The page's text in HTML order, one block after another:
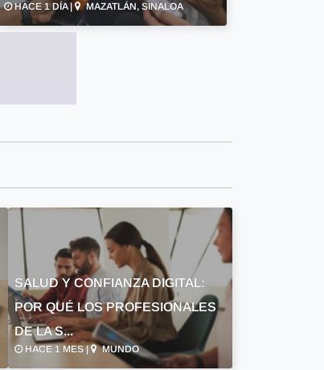
HACE 1 DÍA | MAZATLÁN, SINALOA
SALUD Y CONFIANZA DIGITAL:
POR QUÉ LOS PROFESIONALES
DE LA S...
HACE 1 MES | MUNDO